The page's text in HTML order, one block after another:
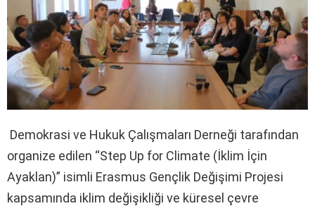
Demokrasi ve Hukuk Çalışmaları Derneği tarafından
organize edilen “Step Up for Climate (İklim İçin
Ayaklan)” isimli Erasmus Gençlik Değişimi Projesi
kapsamında iklim değişikliği ve küresel çevre